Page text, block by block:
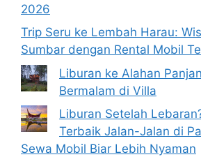
2026
Trip Seru ke Lembah Harau:
Sumbar dengan Rental Mobil
Liburan ke Alahan
Bermalam di Villa
Liburan Setelah
Terbaik Jalan-Jalan di
Sewa Mobil Biar Lebih Nyaman